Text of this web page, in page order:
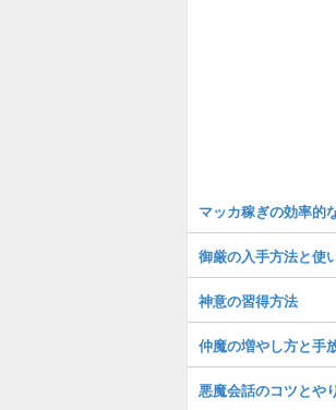
マッカ稼ぎの効率的
御厳の入手方法と使
神意の習得方法
仲魔の増やし方と手
悪魔会話のコツとや